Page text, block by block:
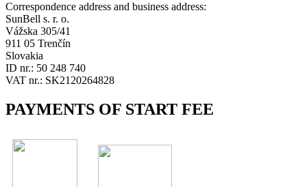
Correspondence address and business address:
SunBell s. r. o.
Vážska 305/41
911 05 Trenčín
Slovakia
ID nr.: 50 248 740
VAT nr.: SK2120264828
PAYMENTS OF START FEE